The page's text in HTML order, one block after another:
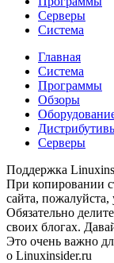
Серверы
Система
Главная
Система
Программы
Обзоры
Серверы
Поддержка
При копировании
сайта,
Обязательно
своих блогах.
Это очень важно
о Linuxinsider.ru